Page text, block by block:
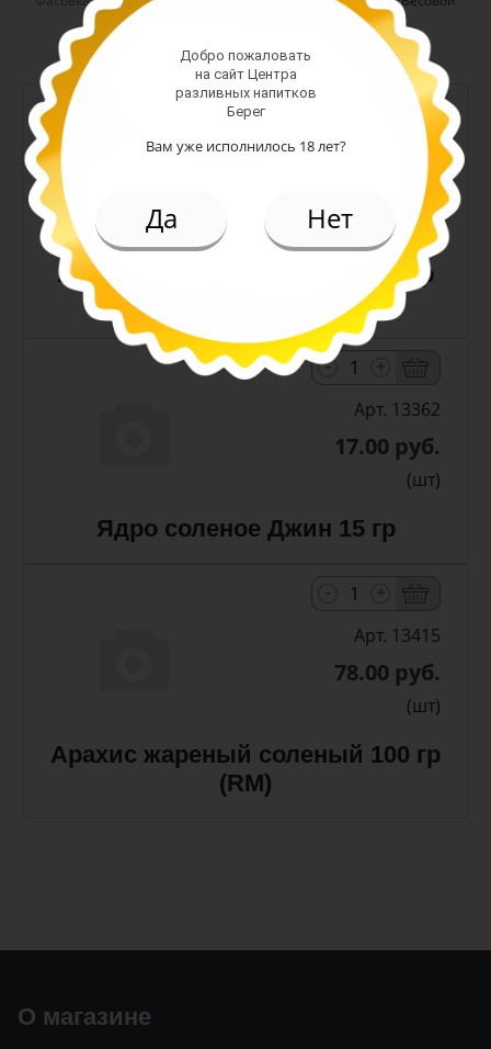
Арт. 13411
42.00 руб.
(шт)
Арахис жареный соленый 50 гр
-
Арт. 13362
17.00 руб.
(шт)
Ядро соленое Джин 15 гр
Арт. 13415
78.00 руб.
(шт)
Арахис жареный соленый 100 гр
(RM)
О магазине
Добро пожаловать
на сайт Центра
разливных напитков
Берег
Вам уже исполнилось 18 лет?
Да Нет